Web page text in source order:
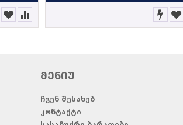
ᲛᲔᲜᲘᲣ
ჩვენ შესახებ
კონტაქტი